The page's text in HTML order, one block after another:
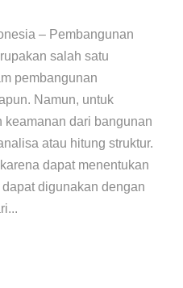
– Pembangunan
salah satu
pembangunan
Namun, untuk
keamanan dari bangunan
atau hitung struktur.
dapat menentukan
digunakan dengan